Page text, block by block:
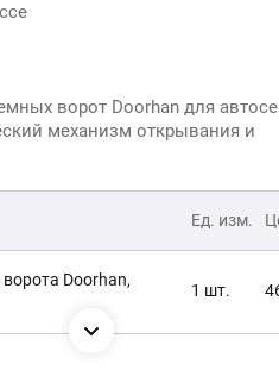
ворот Doorhan для
механизм открывания и
Ед. изм.
Doorhan,
1 шт.